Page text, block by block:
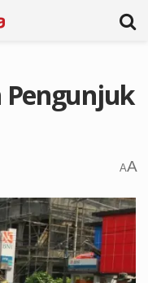
Pengunjuk
AA